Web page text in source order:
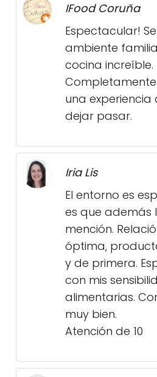
IFood Coruña
Espectacular!
ambiente
cocina increíble.
una experiencia
dejar pasar.
Iria Lis
El entorno es
es que además
mención.
óptima,
y de primera.
con mis
alimentarias.
muy bien.
Atención de 10